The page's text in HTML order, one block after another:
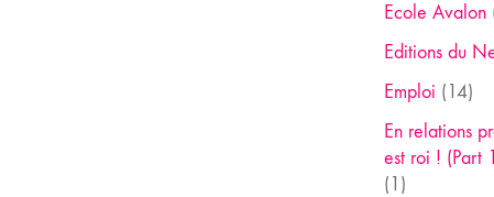
Ecole Avalon
Editions du
Emploi (14)
En relations
est roi ! (Part
(1)